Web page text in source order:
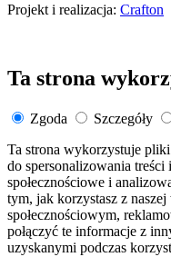
Projekt i realizacja: Crafton
Ta strona
Zgoda Szczegóły
Ta strona wykorzystuje
do spersonalizowania
społecznościowe i
tym, jak korzystasz z
społecznościowym,
połączyć te informacje z
uzyskanymi podczas